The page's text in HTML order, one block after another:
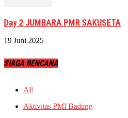
Day 2 JUMBARA PMR SAKUSETA
19 Juni 2025
SIAGA BENCANA
All
Aktivitas PMI Badung